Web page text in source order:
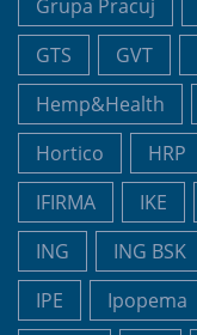
Grupa Pracuj
GTS
GVT
Hemp&Health
Hortico
HRP
IFIRMA
IKE
ING
ING BSK
IPE
Ipopema